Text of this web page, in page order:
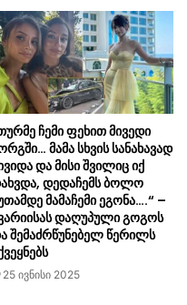
ჩემი ფეხით მივედი
მამა სხვის სანახავად
და მისი შვილიც იქ
დედაჩემს ბოლო
მამაჩემი ეგონა….“ –
დაღუპული გოგოს
შემაძრწუნებელ წერილს
25 ივნისი 2025